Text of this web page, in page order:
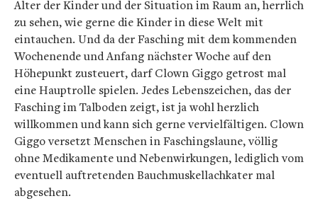
Alter der Kinder und der Situation im Raum an, herrlich
zu sehen, wie gerne die Kinder in diese Welt mit
eintauchen. Und da der Fasching mit dem kommenden
Wochenende und Anfang nächster Woche auf den
Höhepunkt zusteuert, darf Clown Giggo getrost mal
eine Hauptrolle spielen. Jedes Lebenszeichen, das der
Fasching im Talboden zeigt, ist ja wohl herzlich
willkommen und kann sich gerne vervielfältigen. Clown
Giggo versetzt Menschen in Faschingslaune, völlig
ohne Medikamente und Nebenwirkungen, lediglich vom
eventuell auftretenden Bauchmuskellachkater mal
abgesehen.